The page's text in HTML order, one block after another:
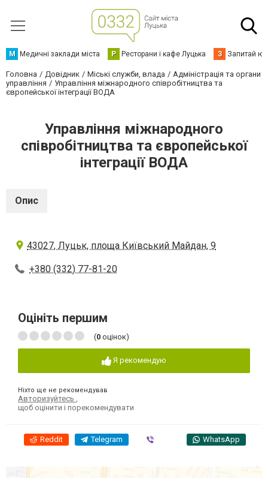
М Медичні заклади міста Р Ресторани і кафе Луцька З Запитай
Головна Довідник Міські служби, влада
Адміністрація та органи
управління
Управління міжнародного співробітництва та
європейської інтеграції ВОДА
Управління міжнародного
співробітництва та європейської
інтеграції ВОДА
Опис
43027, Луцьк, площа Київський Майдан, 9
+380 (332) 77-81-20
Оцініть першим
(0 оцінок)
Я рекомендую
Ніхто ще не рекомендував
Авторизуйтесь
щоб оцінити і порекомендувати
Reddit Telegram WhatsApp